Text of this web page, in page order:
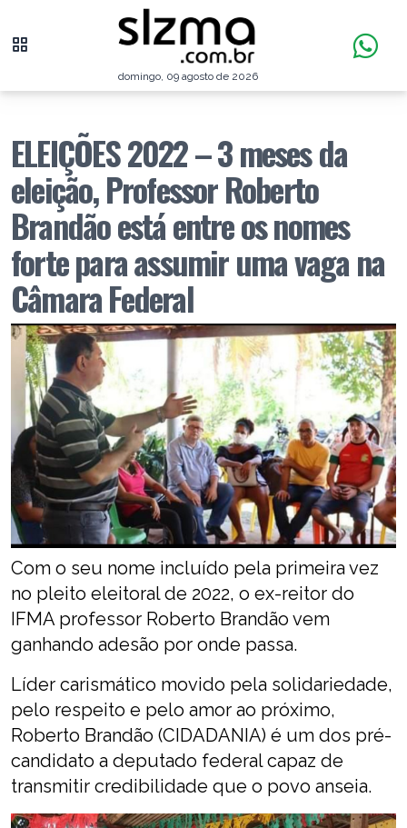
domingo, 09 agosto de 2026
ELEIÇÕES 2022 – 3 meses da
eleição, Professor Roberto
Brandão está entre os nomes
forte para assumir uma vaga na
Câmara Federal
Com o seu nome incluído pela primeira vez
no pleito eleitoral de 2022, o ex-reitor do
IFMA professor Roberto Brandão vem
ganhando adesão por onde passa.
Líder carismático movido pela solidariedade,
pelo respeito e pelo amor ao próximo,
Roberto Brandão (CIDADANIA) é um dos pré-
candidato a deputado federal capaz de
transmitir credibilidade que o povo anseia.